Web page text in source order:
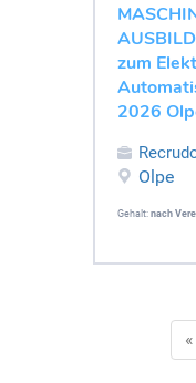
zum
2026
Olpe
Gehalt: nach
«